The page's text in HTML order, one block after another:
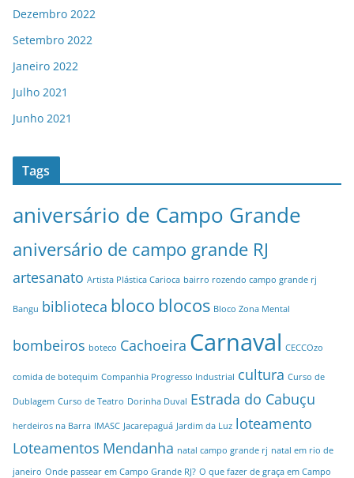
Dezembro 2022
Setembro 2022
Janeiro 2022
Julho 2021
Junho 2021
Tags
aniversário de Campo Grande
aniversário de campo grande RJ
artesanato Artista Plástica Carioca bairro rozendo campo grande rj
Bangu biblioteca blocoblocos Bloco Zona Mental
bombeiros boteco Cachoeira Carnaval CECCOzo
comida de botequim Companhia Progresso Industrial cultura Curso de
Dublagem Curso de Teatro Dorinha Duval Estrada do Cabuçu
herdeiros na Barra IMASC Jacarepaguá Jardim da Luz loteamento
Loteamentos Mendanha natal campo grande rj natal em rio de
janeiro Onde passear em Campo Grande RJ? O que fazer de graça em Campo